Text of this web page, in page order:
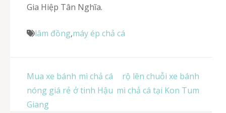
Gia Hiệp Tân Nghĩa.
lâm đồng,máy ép chả cá
Điều
hướng
bài
Mua xe bánh mì chả cá
nóng giá rẻ ở tinh Hậu
Giang
rộ lên chuỗi xe bánh
mì chả cá tại Kon Tum